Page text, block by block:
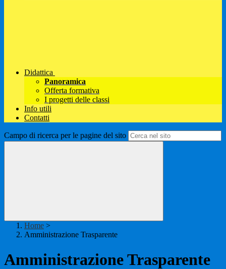
Didattica
Panoramica
Offerta formativa
I progetti delle classi
Info utili
Contatti
Campo di ricerca per le pagine del sito
Home >
Amministrazione Trasparente
Amministrazione Trasparente